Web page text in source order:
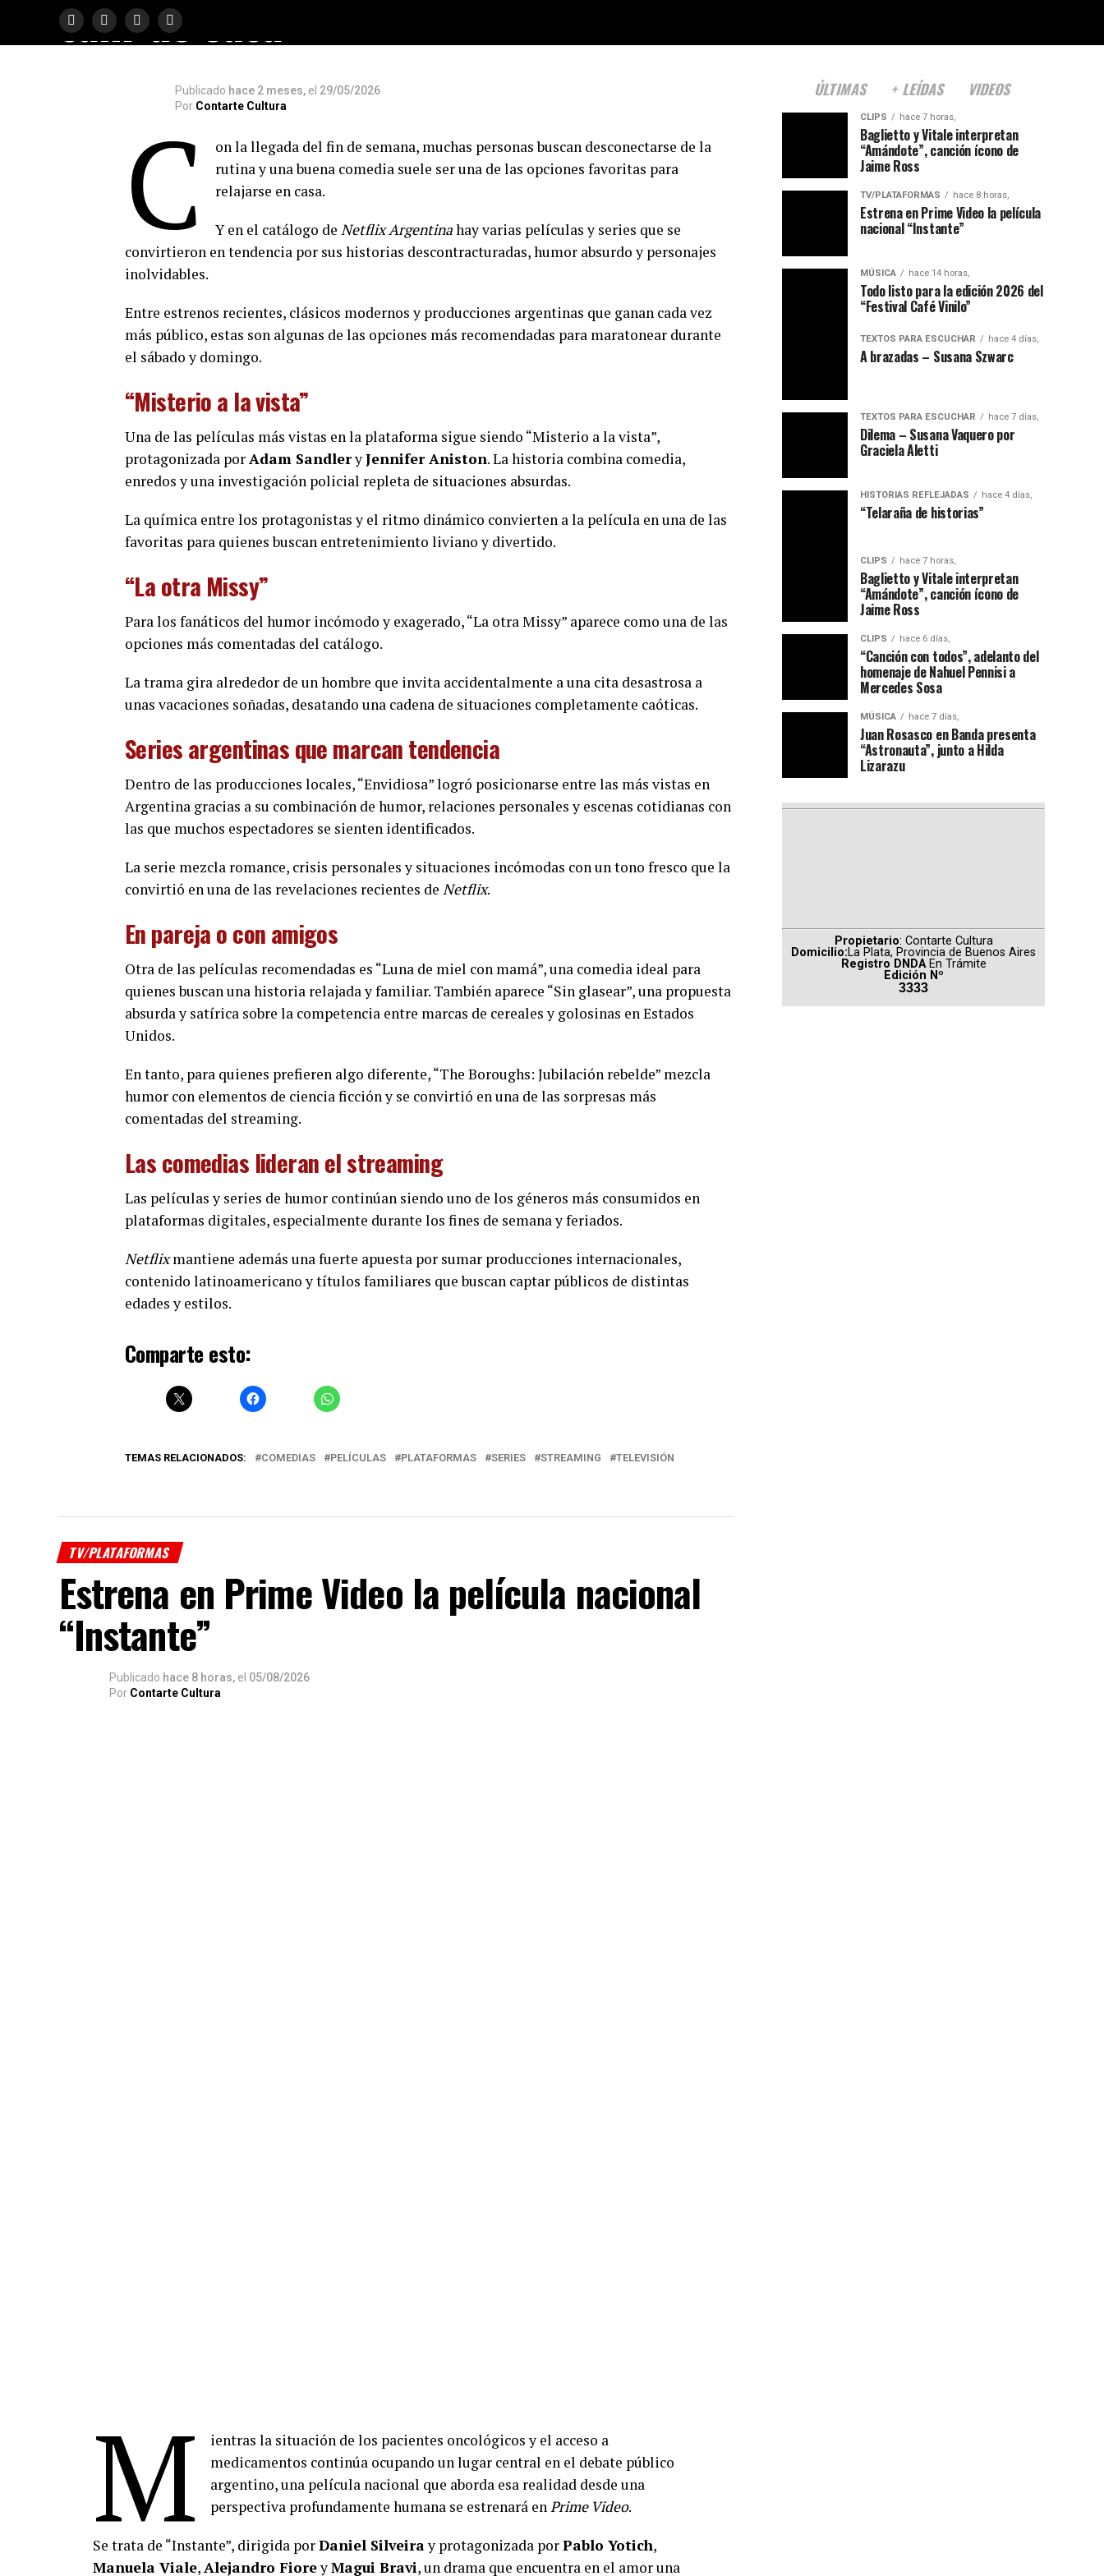
salir de casa
Publicado hace 2 meses, el 29/05/2026
Por Contarte Cultura
C
on la llegada del fin de semana, muchas personas buscan desconectarse de la
rutina y una buena comedia suele ser una de las opciones favoritas para
relajarse en casa.
Y en el catálogo de Netflix Argentinahay varias películas y series que se
convirtieron en tendencia por sus historias descontracturadas, humor absurdo y personajes
inolvidables.
Entre estrenos recientes, clásicos modernos y producciones argentinas que ganan cada vez
más público, estas son algunas de las opciones más recomendadas para maratonear durante
el sábado y domingo.
“Misterio a la vista”
Una de las películas más vistas en la plataforma sigue siendo “Misterio a la vista”,
protagonizada porAdam SandleryJennifer Aniston. La historia combina comedia,
enredos y una investigación policial repleta de situaciones absurdas.
La química entre los protagonistas y el ritmo dinámico convierten a la película en una de las
favoritas para quienes buscan entretenimiento liviano y divertido.
“La otra Missy”
Para los fanáticos del humor incómodo y exagerado, “La otra Missy” aparece como una de las
opciones más comentadas del catálogo.
La trama gira alrededor de un hombre que invita accidentalmente a una cita desastrosa a
unas vacaciones soñadas, desatando una cadena de situaciones completamente caóticas.
Series argentinas que marcan tendencia
Dentro de las producciones locales, “Envidiosa” logró posicionarse entre las más vistas en
Argentina gracias a su combinación de humor, relaciones personales y escenas cotidianas con
las que muchos espectadores se sienten identificados.
La serie mezcla romance, crisis personales y situaciones incómodas con un tono fresco que la
convirtió en una de las revelaciones recientes de Netflix.
En pareja o con amigos
Otra de las películas recomendadas es “Luna de miel con mamá”, una comedia ideal para
quienes buscan una historia relajada y familiar. También aparece “Sin glasear”, una propuesta
absurda y satírica sobre la competencia entre marcas de cereales y golosinas en Estados
Unidos.
En tanto, para quienes prefieren algo diferente, “The Boroughs: Jubilación rebelde” mezcla
humor con elementos de ciencia ficción y se convirtió en una de las sorpresas más
comentadas del streaming.
Las comedias lideran el streaming
Las películas y series de humor continúan siendo uno de los géneros más consumidos en
plataformas digitales, especialmente durante los fines de semana y feriados.
Netflixmantiene además una fuerte apuesta por sumar producciones internacionales,
contenido latinoamericano y títulos familiares que buscan captar públicos de distintas
edades y estilos.
Comparte esto:
TEMAS RELACIONADOS: COMEDIAS PELÍCULAS PLATAFORMAS SERIES STREAMING TELEVISIÓN
TV/PLATAFORMAS
Estrena en Prime Video la película nacional
“Instante”
Publicado hace 8 horas, el 05/08/2026
Por Contarte Cultura
M
ientras la situación de los pacientes oncológicos y el acceso a
medicamentos continúa ocupando un lugar central en el debate público
argentino, una película nacional que aborda esa realidad desde una
perspectiva profundamente humana se estrenará enPrime Video.
Se trata de “Instante”, dirigida porDaniel Silveiray protagonizada porPablo Yotich,
Manuela Viale,Alejandro FioreyMagui Bravi, un drama que encuentra en el amor una
ÚLTIMAS + LEÍDAS VIDEOS
CLIPS hace 7 horas,
Baglietto y Vitale interpretan
“Amándote”, canción ícono de
Jaime Ross
TV/PLATAFORMAS hace 8 horas,
Estrena en Prime Video la película
nacional “Instante”
MÚSICA hace 14 horas,
Todo listo para la edición 2026 del
“Festival Café Vinilo”
TEXTOS PARA ESCUCHAR hace 4 días,
A brazadas – Susana Szwarc
TEXTOS PARA ESCUCHAR hace 7 días,
Dilema – Susana Vaquero por
Graciela Aletti
HISTORIAS REFLEJADAS hace 4 días,
“Telaraña de historias”
CLIPS hace 7 horas,
Baglietto y Vitale interpretan
“Amándote”, canción ícono de
Jaime Ross
CLIPS hace 6 días,
“Canción con todos”, adelanto del
homenaje de Nahuel Pennisi a
Mercedes Sosa
MÚSICA hace 7 días,
Juan Rosasco en Banda presenta
“Astronauta”, junto a Hilda
Lizarazu
Propietario: Contarte Cultura
Domicilio:La Plata, Provincia de Buenos Aires
Registro DNDA En Trámite
Edición Nº
3333